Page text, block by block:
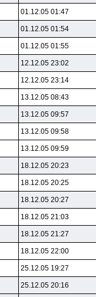
01.12.05 01:47
01.12.05 01:54
01.12.05 01:55
12.12.05 23:02
12.12.05 23:14
13.12.05 08:43
13.12.05 09:57
13.12.05 09:58
13.12.05 09:59
18.12.05 20:23
18.12.05 20:25
18.12.05 20:27
18.12.05 21:03
18.12.05 21:27
18.12.05 22:00
25.12.05 19:27
25.12.05 20:16